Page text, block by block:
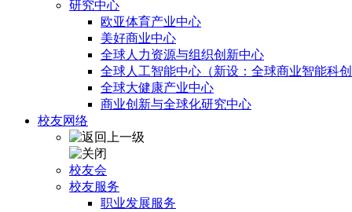
研究中心
欧亚体育产业中心
美好商业中心
全球人力资源与组织创新中心
全球人工智能中心（新设：全球商业智能科创
全球大健康产业中心
商业创新与全球化研究中心
校友网络
校友会
校友服务
职业发展服务